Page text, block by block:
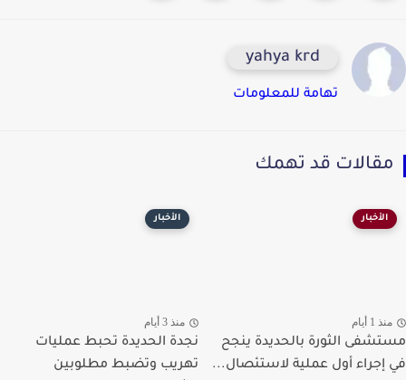
yahya krd
تهامة للمعلومات
قد تهمك
الأخبار
1 أيام
الثورة بالحديدة ينجح
أول عملية لاستئصال...
الأخبار
منذ 3 أيام
نجدة الحديدة تحبط عمليات
تهريب وتضبط مطلوبين